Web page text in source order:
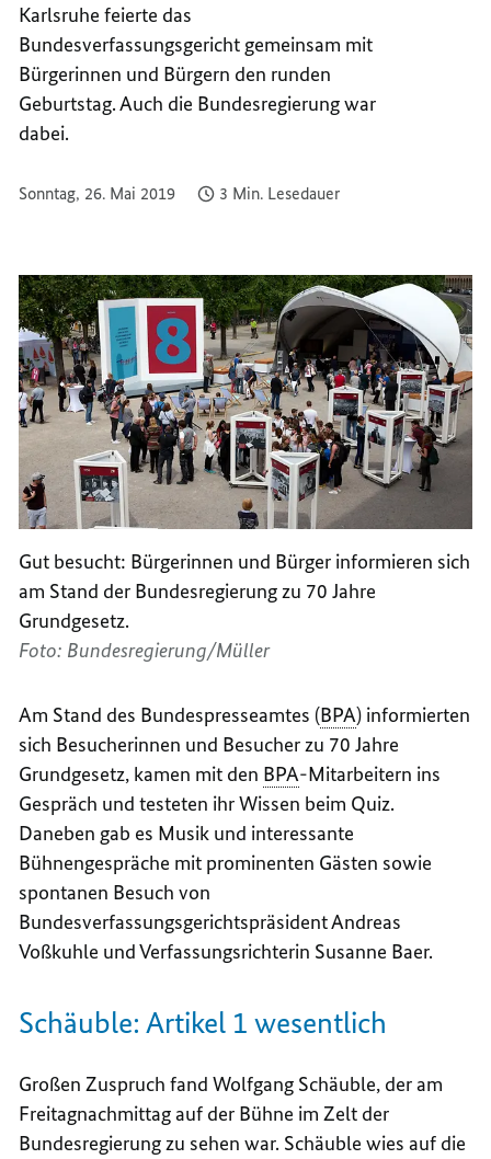
Karlsruhe feierte das
Bundesverfassungsgericht gemeinsam mit
Bürgerinnen und Bürgern den runden
Geburtstag. Auch die Bundesregierung war
dabei.
Sonntag, 26. Mai 2019 3 Min. Lesedauer
Gut besucht: Bürgerinnen und Bürger informieren sich
am Stand der Bundesregierung zu 70 Jahre
Grundgesetz.
Foto: Bundesregierung/Müller
Am Stand des Bundespresseamtes (BPA) informierten
sich Besucherinnen und Besucher zu 70 Jahre
Grundgesetz, kamen mit den BPA-Mitarbeitern ins
Gespräch und testeten ihr Wissen beim Quiz.
Daneben gab es Musik und interessante
Bühnengespräche mit prominenten Gästen sowie
spontanen Besuch von
Bundesverfassungsgerichtspräsident Andreas
Voßkuhle und Verfassungsrichterin Susanne Baer.
Schäuble: Artikel 1 wesentlich
Großen Zuspruch fand Wolfgang Schäuble, der am
Freitagnachmittag auf der Bühne im Zelt der
Bundesregierung zu sehen war. Schäuble wies auf die